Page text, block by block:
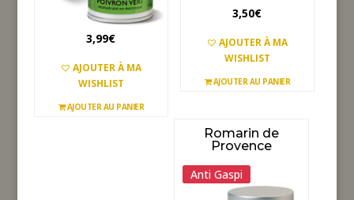
AJOUTER À MA
WISHLIST
3,99€
AJOUTER AU PANIER
AJOUTER À MA
WISHLIST
3,50€
AJOUTER AU PANIER
Romarin de
Provence
Promo !
Anti Gaspi